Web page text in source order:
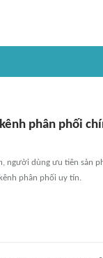
phân phối
người dùng ưu tiên sản
phân phối uy tín.